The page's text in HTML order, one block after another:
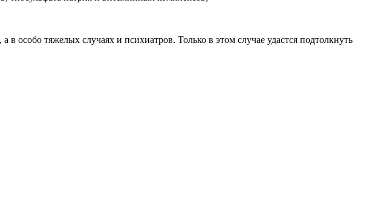
особо тяжелых случаях и психиатров. Только в этом случае удастся подтолкнуть